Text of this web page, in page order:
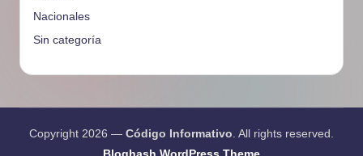
Nacionales
Sin categoría
Copyright 2026 — Código Informativo . All rights reserved.